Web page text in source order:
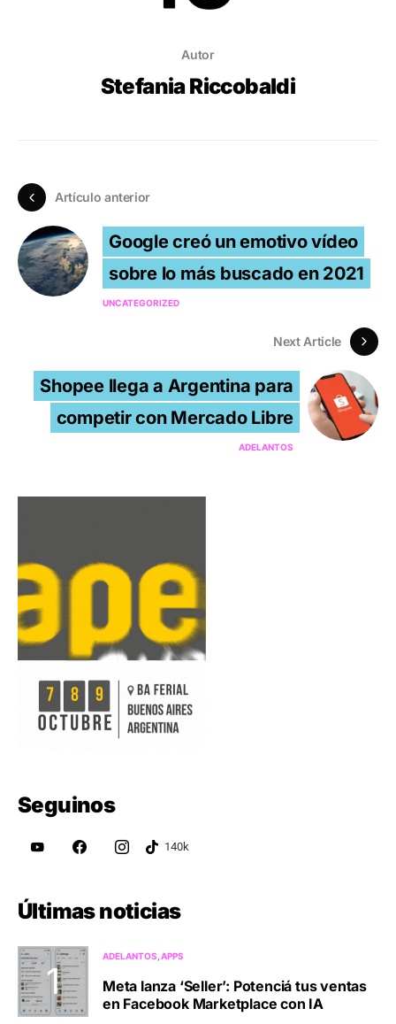
Autor
Stefania Riccobaldi
Artículo anterior
Google creó un emotivo vídeo
sobre lo más buscado en 2021
UNCATEGORIZED
Next Article
Shopee llega a Argentina para
competir con Mercado Libre
ADELANTOS
Seguinos
Últimas noticias
ADELANTOS APPS
Meta lanza ‘Seller’: Potenciá tus ventas
en Facebook Marketplace con IA